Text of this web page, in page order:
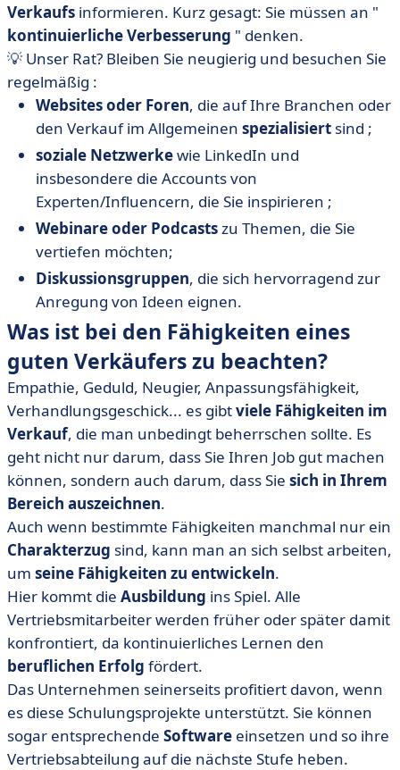
Verkaufs informieren. Kurz gesagt: Sie müssen an "
kontinuierliche Verbesserung " denken.
💡 Unser Rat? Bleiben Sie neugierig und besuchen Sie
regelmäßig :
Websites oder Foren, die auf Ihre Branchen oder
den Verkauf im Allgemeinen spezialisiert sind ;
soziale Netzwerkewie LinkedIn und
insbesondere die Accounts von
Experten/Influencern, die Sie inspirieren ;
Webinare oder Podcastszu Themen, die Sie
vertiefen möchten;
Diskussionsgruppen, die sich hervorragend zur
Anregung von Ideen eignen.
Was ist bei den Fähigkeiten eines
guten Verkäufers zu beachten?
Empathie, Geduld, Neugier, Anpassungsfähigkeit,
Verhandlungsgeschick... es gibtviele Fähigkeiten im
Verkauf, die man unbedingt beherrschen sollte. Es
geht nicht nur darum, dass Sie Ihren Job gut machen
können, sondern auch darum, dass Sie sich in Ihrem
Bereich auszeichnen.
Auch wenn bestimmte Fähigkeiten manchmal nur ein
Charakterzug sind, kann man an sich selbst arbeiten,
um seine Fähigkeiten zu entwickeln.
Hier kommt die Ausbildung ins Spiel. Alle
Vertriebsmitarbeiter werden früher oder später damit
konfrontiert, da kontinuierliches Lernen den
beruflichen Erfolg fördert.
Das Unternehmen seinerseits profitiert davon, wenn
es diese Schulungsprojekte unterstützt. Sie können
sogar entsprechende Software einsetzen und so ihre
Vertriebsabteilung auf die nächste Stufe heben.